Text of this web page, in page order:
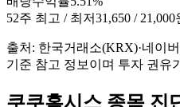
52주 최고 / 최저31,650 / 21,000
출처: 한국거래소(KRX)·네이
기준 참고 정보이며 투자 권유
쿠쿠홈시스 종목 진